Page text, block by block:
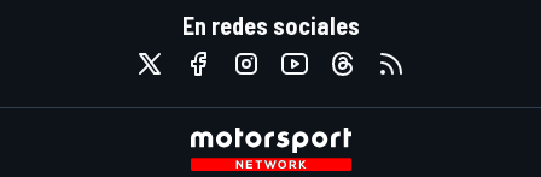
En redes sociales